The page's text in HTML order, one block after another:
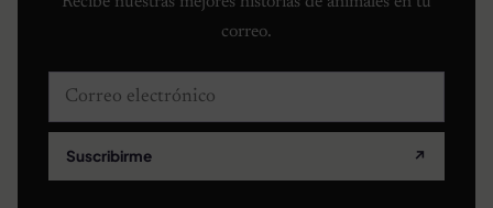
correo.
Correo electrónico
Suscribirme ↗